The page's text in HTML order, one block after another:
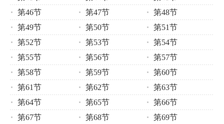
第46节
第47节
第48节
第49节
第50节
第51节
第52节
第53节
第54节
第55节
第56节
第57节
第58节
第59节
第60节
第61节
第62节
第63节
第64节
第65节
第66节
第67节
第68节
第69节